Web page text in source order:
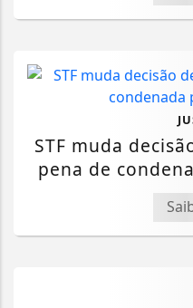
STF muda
pena de